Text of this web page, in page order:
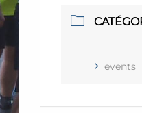
events